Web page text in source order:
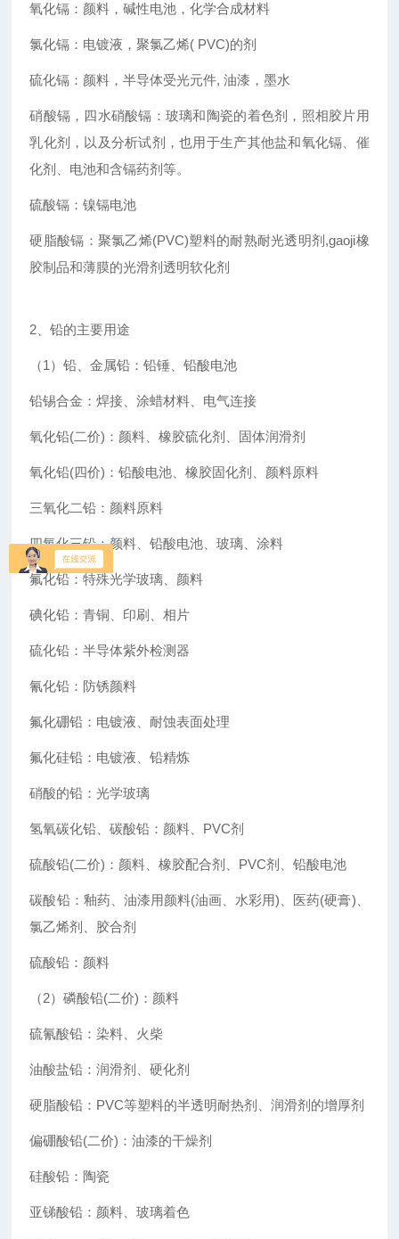
氧化镉：颜料，碱性电池，化学合成材料
氯化镉：电镀液，聚氯乙烯( PVC)的剂
硫化镉：颜料，半导体受光元件, 油漆，墨水
硝酸镉，四水硝酸镉：玻璃和陶瓷的着色剂，照相胶片用
乳化剂，以及分析试剂，也用于生产其他盐和氧化镉、催
化剂、电池和含镉药剂等。
硫酸镉：镍镉电池
硬脂酸镉：聚氯乙烯(PVC)塑料的耐熟耐光透明剂,gaoji橡
胶制品和薄膜的光滑剂透明软化剂
2、铅的主要用途
（1）铅、金属铅：铅锤、铅酸电池
铅锡合金：焊接、涂蜡材料、电气连接
氧化铅(二价)：颜料、橡胶硫化剂、固体润滑剂
氧化铅(四价)：铅酸电池、橡胶固化剂、颜料原料
三氧化二铅：颜料原料
四氧化三铅：颜料、铅酸电池、玻璃、涂料
氟化铅：特殊光学玻璃、颜料
碘化铅：青铜、印刷、相片
硫化铅：半导体紫外检测器
氰化铅：防锈颜料
氟化硼铅：电镀液、耐蚀表面处理
氟化硅铅：电镀液、铅精炼
硝酸的铅：光学玻璃
氢氧碳化铅、碳酸铅：颜料、PVC剂
硫酸铅(二价)：颜料、橡胶配合剂、PVC剂、铅酸电池
碳酸铅：釉药、油漆用颜料(油画、水彩用)、医药(硬膏)、
氯乙烯剂、胶合剂
硫酸铅：颜料
（2）磷酸铅(二价)：颜料
硫氰酸铅：染料、火柴
油酸盐铅：润滑剂、硬化剂
硬脂酸铅：PVC等塑料的半透明耐热剂、润滑剂的增厚剂
偏硼酸铅(二价)：油漆的干燥剂
硅酸铅：陶瓷
亚锑酸铅：颜料、玻璃着色